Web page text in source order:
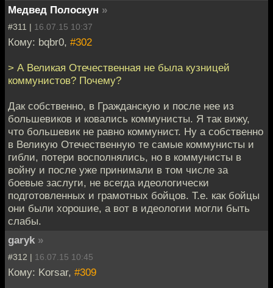
Медвед Полоскун »
#311 | 16.07.15 10:37
Кому: bqbr0, #302
> А Великая Отечественная не была кузницей
коммунистов? Почему?
Дак собственно, в Гражданскую и после нее из
большевиков и ковались коммунисты. Я так вижу,
что большевик не равно коммунист. Ну а собственно
в Великую Отечественную те самые коммунисты и
гибли, потери восполнялись, но в коммунисты в
войну и после уже принимали в том числе за
боевые заслуги, не всегда идеологически
подготовленных и грамотных бойцов. Т.е. как бойцы
они были хорошие, а вот в идеологии могли быть
слабы.
garyk »
#312 | 16.07.15 10:45
Кому: Korsar, #309